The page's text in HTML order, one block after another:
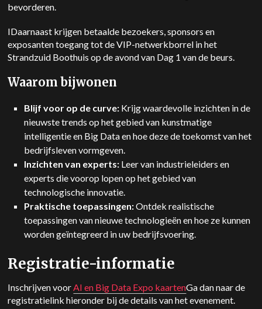
bevorderen.
IDaarnaast krijgen betaalde bezoekers, sponsors en
exposanten toegang tot de VIP-netwerkborrel in het
Strandzuid Boothuis op de avond van Dag 1 van de beurs.
Waarom bijwonen
Blijf voor op de curve: Krijg waardevolle inzichten in de
nieuwste trends op het gebied van kunstmatige
intelligentie en Big Data en hoe deze de toekomst van het
bedrijfsleven vormgeven.
Inzichten van experts: Leer van industrieleiders en
experts die voorop lopen op het gebied van
technologische innovatie.
Praktische toepassingen:Ontdek realistische
toepassingen van nieuwe technologieën en hoe ze kunnen
worden geïntegreerd in uw bedrijfsvoering.
Registratie-informatie
Inschrijven voorAI en Big Data Expo kaartenGa dan naar de
registratielink hieronder bij de details van het evenement.